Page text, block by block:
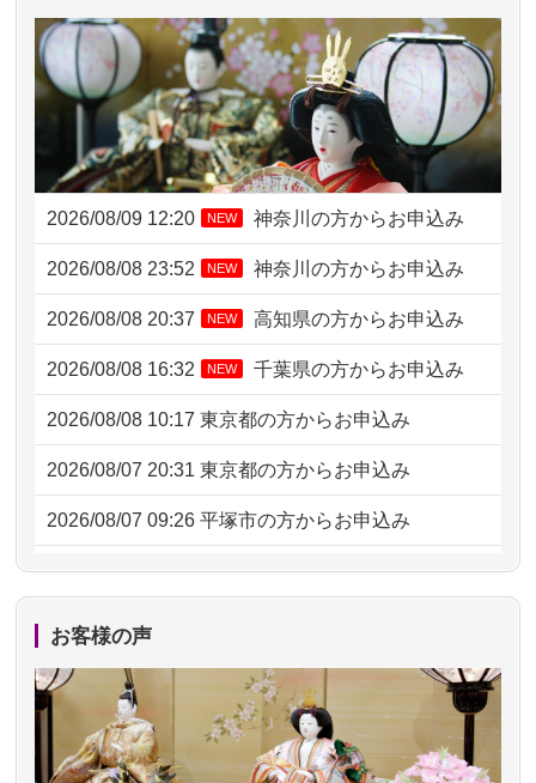
2026/08/09 12:20 NEW 神奈川の方からお申込み
2026/08/08 23:52 NEW 神奈川の方からお申込み
2026/08/08 20:37 NEW 高知県の方からお申込み
2026/08/08 16:32 NEW 千葉県の方からお申込み
2026/08/08 10:17 東京都の方からお申込み
2026/08/07 20:31 東京都の方からお申込み
2026/08/07 09:26 平塚市の方からお申込み
2026/08/06 21:28 埼玉県の方からお申込み
2026/08/06 17:56
2026/08/06 10:06 茨城県の方からお申込み
2026/08/06 09:17 三重県の方からお申込み
2026/08/06 06:48 横浜市の方からお申込み
お客様の声